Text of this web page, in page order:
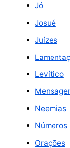
Jó
Josué
Juízes
Levítico
Neemias
Números
Orações